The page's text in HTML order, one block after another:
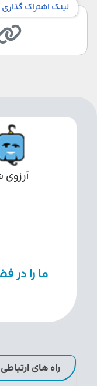
لینک اشتراک گذاری
آرزوی
ما را در
راه های ارتباطی